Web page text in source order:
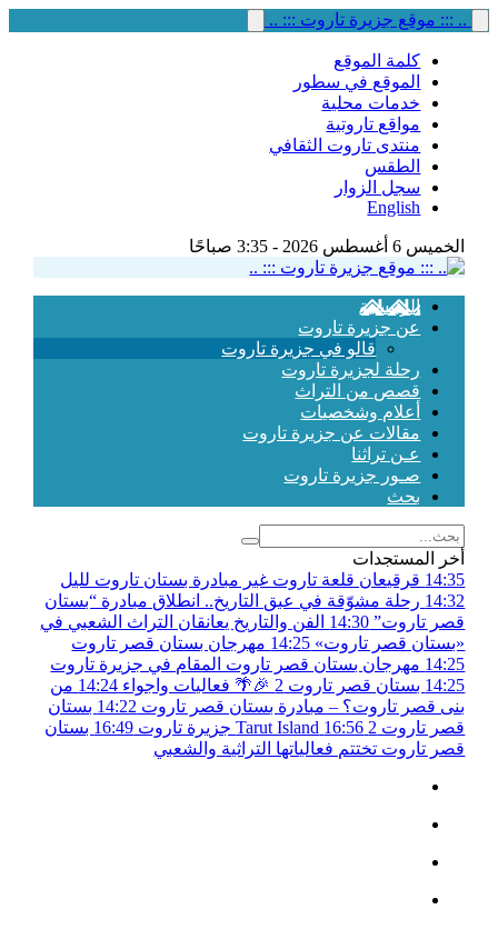
.. ::: موقع جزيرة تاروت ::: ..
كلمة الموقع
الموقع في سطور
خدمات محلية
مواقع تاروتية
منتدى تاروت الثقافي
الطقس
سجل الزوار
English
الخميس 6 أغسطس 2026 - 3:35 صباحًا
الرئيسية
عن جزيرة تاروت
قالو في جزيرة تاروت
رحلة لجزيرة تاروت
قصص من التراث
أعلام وشخصيات
مقالات عن جزيرة تاروت
عـن تراثنا
صـور جزيرة تاروت
بحث
أخر المستجدات
14:35 قرقيعان قلعة تاروت غير مبادرة بستان تاروت لليل
14:32 رحلة مشوّقة في عبق التاريخ.. انطلاق مبادرة “بستان
قصر تاروت” 14:30 الفن والتاريخ يعانقان التراث الشعبي في
«بستان قصر تاروت» 14:25 مهرجان بستان قصر تاروت
14:25 مهرجان بستان قصر تاروت المقام في جزيرة تاروت
14:25 بستان قصر تاروت 2 🎉🌴 فعاليات واجواء 14:24 من
بنى قصر تاروت؟ – مبادرة بستان قصر تاروت 14:22 بستان
قصر تاروت 2
16:56
16:49 بستان
قصر تاروت تختتم فعالياتها التراثية والشعبي